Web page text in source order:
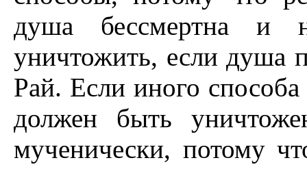
душа бессмертна и
уничтожить, если душа
Рай. Если иного
должен быть
мученически, потому